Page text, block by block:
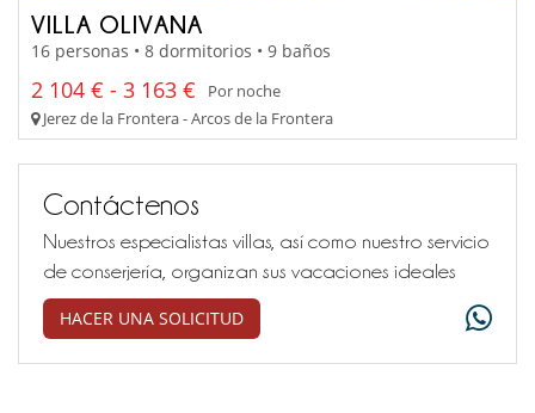
VILLA OLIVANA
16 personas • 8 dormitorios • 9 baños
2 104 € - 3 163 €
Por noche
Jerez de la Frontera - Arcos de la Frontera
Contáctenos
Nuestros especialistas villas, así como nuestro servicio
de conserjería, organizan sus vacaciones ideales
HACER UNA SOLICITUD